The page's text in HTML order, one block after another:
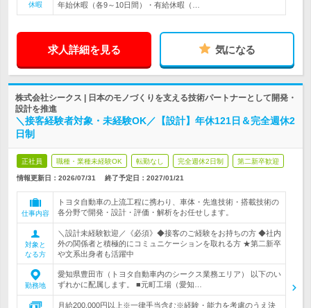
休暇
年始休暇（各9～10日間）・有給休暇（…
求人詳細を見る 気になる
株式会社シークス | 日本のモノづくりを支える技術パートナーとして開発・
設計を推進
＼接客経験者対象・未経験OK／【設計】年休121日＆完全週休2
日制
正社員 職種・業種未経験OK 転勤なし 完全週休2日制 第二新卒歓迎
情報更新日：2026/07/31 終了予定日： 2027/01/21
仕事内容
トヨタ自動車の上流工程に携わり、車体・先進技術・搭載技術の
各分野で開発・設計・評価・解析をお任せします。
対象と
なる方
＼設計未経験歓迎／《必須》◆接客のご経験をお持ちの方 ◆社内
外の関係者と積極的にコミュニケーションを取れる方 ★第二新卒
や文系出身者も活躍中
勤務地
愛知県豊田市（トヨタ自動車内のシークス業務エリア） 以下のい
ずれかに配属します。 ■元町工場（愛知…
月給200,000円以上※一律手当含む※経験・能力を考慮のうえ決